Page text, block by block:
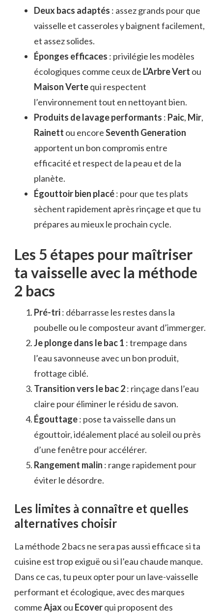
Deux bacs adaptés : assez grands pour que
vaisselle et casseroles y baignent facilement,
et assez solides.
Éponges efficaces : privilégie les modèles
écologiques comme ceux de L’Arbre Vert ou
Maison Vertequi respectent
l’environnement tout en nettoyant bien.
Produits de lavage performants : Paic, Mir,
Rainett ou encoreSeventh Generation
apportent un bon compromis entre
efficacité et respect de la peau et de la
planète.
Égouttoir bien placé: pour que tes plats
sèchent rapidement après rinçage et que tu
prépares au mieux le prochain cycle.
Les 5 étapes pour maîtriser
ta vaisselle avec la méthode
2 bacs
Pré-tri: débarrasse les restes dans la
poubelle ou le composteur avant d’immerger.
Je plonge dans le bac 1 : trempage dans
l’eau savonneuse avec un bon produit,
frottage ciblé.
Transition vers le bac 2: rinçage dans l’eau
claire pour éliminer le résidu de savon.
Égouttage: pose ta vaisselle dans un
égouttoir, idéalement placé au soleil ou près
d’une fenêtre pour accélérer.
Rangement malin : range rapidement pour
éviter le désordre.
Les limites à connaître et quelles
alternatives choisir
La méthode 2 bacs ne sera pas aussi efficace si ta
cuisine est trop exiguë ou si l’eau chaude manque.
Dans ce cas, tu peux opter pour un lave-vaisselle
performant et écologique, avec des marques
commeAjax ou Ecoverqui proposent des